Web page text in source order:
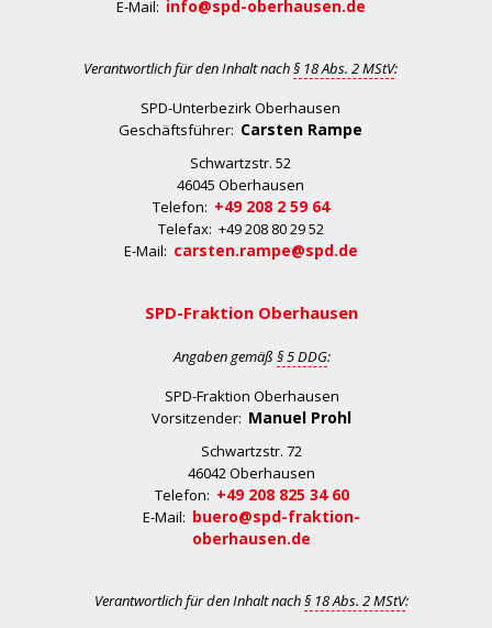
E-Mail: info@spd-oberhausen.de
Verantwortlich für den Inhalt nach§ 18 Abs. 2 MStV:
SPD-Unterbezirk Oberhausen
Geschäftsführer: Carsten Rampe
Schwartzstr. 52
46045 Oberhausen
Telefon: +49 208 2 59 64
Telefax: +49 208 80 29 52
E-Mail: carsten.rampe@spd.de
SPD-Fraktion Oberhausen
Angaben gemäß § 5 DDG:
SPD-Fraktion Oberhausen
Vorsitzender: Manuel Prohl
Schwartzstr. 72
46042 Oberhausen
Telefon: +49 208 825 34 60
E-Mail: buero@spd-fraktion-
oberhausen.de
Verantwortlich für den Inhalt nach§ 18 Abs. 2 MStV: